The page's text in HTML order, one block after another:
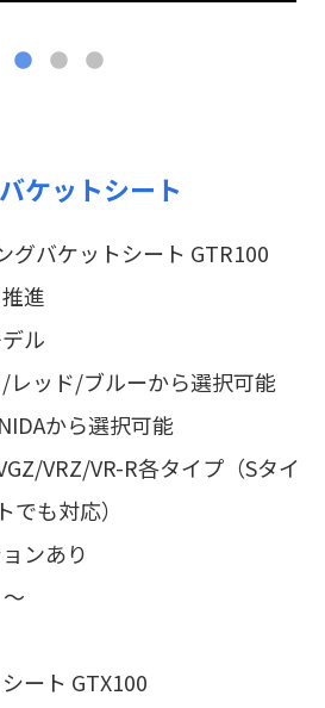
ケットシート
グバケットシート GTR100
進
ル
ッド/ブルーから選択可能
から選択可能
VRZ/VR-R各タイプ（Sタイ
も対応）
ンあり
ート GTX100